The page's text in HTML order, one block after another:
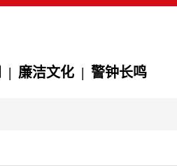
| 廉洁文化 | 警钟长鸣